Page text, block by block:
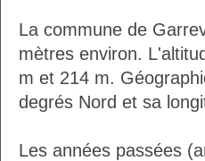
La commune de
mètres environ.
m et 214 m.
degrés Nord et sa
Les années passées